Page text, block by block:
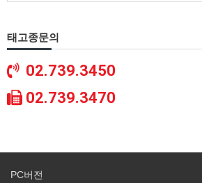
태고종문의
02.739.3450
02.739.3470
PC버전